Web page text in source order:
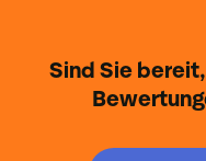
Sind Sie